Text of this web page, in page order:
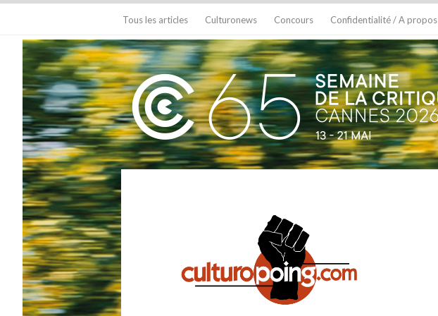
Tous les articles Culturonews Concours Confidentialité / A propos